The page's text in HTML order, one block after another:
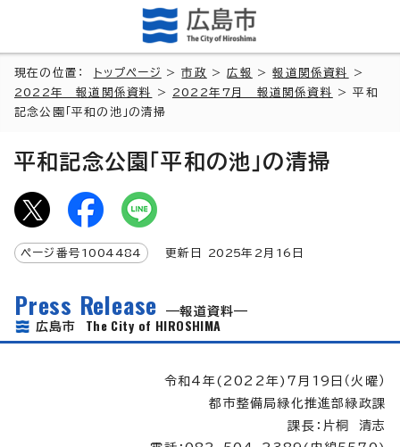
現在の位置： トップページ >市政 >広報 >報道関係資料
>
2022年 報道関係資料
> 2022年7月 報道関係資料
> 平和
記念公園「平和の池」の清掃
平和記念公園「平和の池」の清掃
ページ番号 1004484 更新日 2025年2月 16 日
Press Release
報道資料
広島市 The City of HIROSHIMA
令和4年(2022年)7月19日（火曜）
都市整備局緑化推進部緑政課
課長：片桐 清志